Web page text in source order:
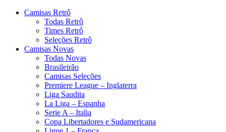
Camisas Retrô
Todas Retrô
Times Retrô
Seleções Retrô
Camisas Novas
Todas Novas
Brasileirão
Camisas Seleções
Premiere League – Inglaterra
Liga Saudita
La Liga – Espanha
Serie A – Italia
Copa Libertadores e Sudamericana